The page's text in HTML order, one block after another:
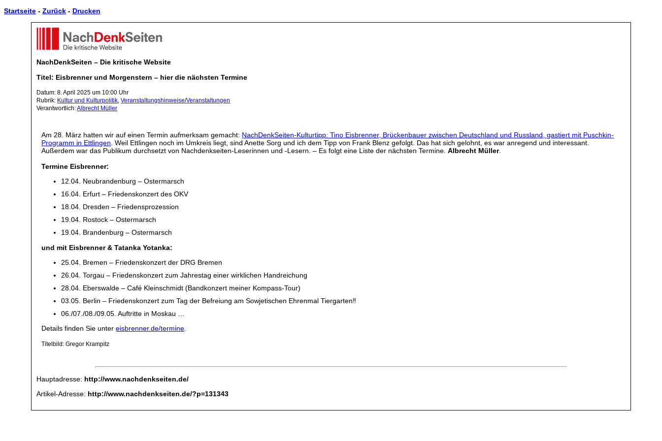
Startseite - Zurück - Drucken
NachDenkSeiten – Die kritische Website
Titel: Eisbrenner und Morgenstern – hier die nächsten Termine
Datum: 8. April 2025 um 10:00 Uhr
Rubrik: Kultur und Kulturpolitik,Veranstaltungshinweise/Veranstaltungen
Verantwortlich:Albrecht Müller
Am 28. März hatten wir auf einen Termin aufmerksam gemacht: NachDenkSeiten-Kulturtipp: Tino Eisbrenner, Brückenbauer zwischen Deutschland und Russland, gastiert mit Puschkin-
Programm in Ettlingen . Weil Ettlingen noch im Umkreis liegt, sind Anette Sorg und ich dem Tipp von Frank Blenz gefolgt. Das hat sich gelohnt, es war anregend und interessant.
Außerdem war das Publikum durchsetzt von Nachdenkseiten-Leserinnen und -Lesern. – Es folgt eine Liste der nächsten Termine.Albrecht Müller.
Termine Eisbrenner:
12.04. Neubrandenburg – Ostermarsch
16.04. Erfurt – Friedenskonzert des OKV
18.04. Dresden – Friedensprozession
19.04. Rostock – Ostermarsch
19.04. Brandenburg – Ostermarsch
und mit Eisbrenner & Tatanka Yotanka:
25.04. Bremen – Friedenskonzert der DRG Bremen
26.04. Torgau – Friedenskonzert zum Jahrestag einer wirklichen Handreichung
28.04. Eberswalde – Café Kleinschmidt (Bandkonzert meiner Kompass-Tour)
03.05. Berlin – Friedenskonzert zum Tag der Befreiung am Sowjetischen Ehrenmal Tiergarten‼
06./07./08./09.05. Auftritte in Moskau …
Details finden Sie untereisbrenner.de/termine.
Titelbild: Gregor Krampitz
Hauptadresse: http://www.nachdenkseiten.de/
Artikel-Adresse: http://www.nachdenkseiten.de/?p=131343